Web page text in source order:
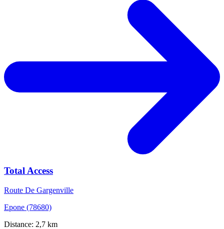
Total Access
Route De Gargenville
Epone (78680)
Distance: 2,7 km